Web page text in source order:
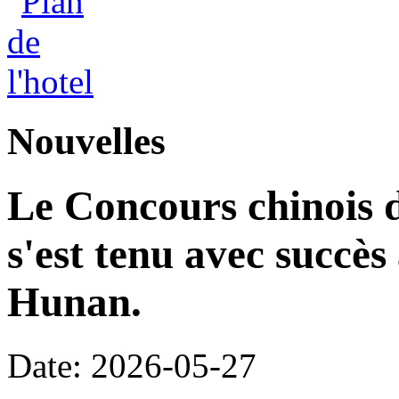
Nouvelles
Le Concours chinois
s'est tenu avec
Hunan.
Date: 2026-05-27